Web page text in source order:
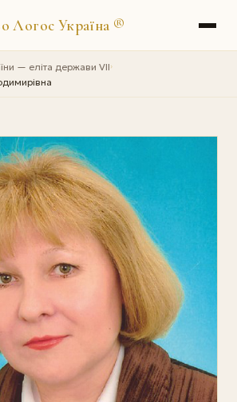
Логос Україна ®
— еліта держави VII›